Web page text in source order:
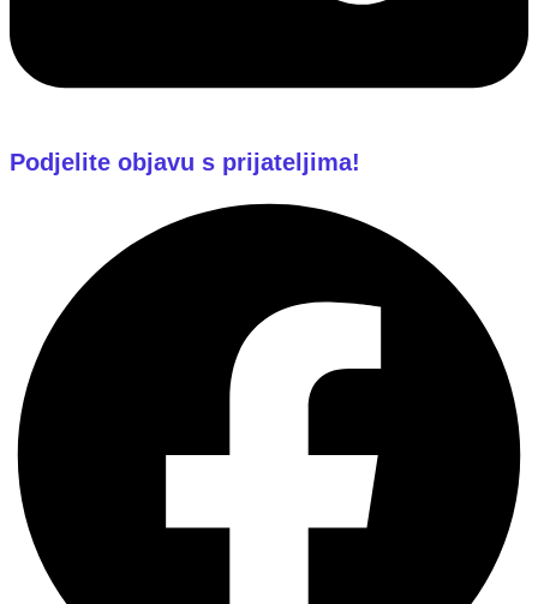
Podjelite objavu s prijateljima!